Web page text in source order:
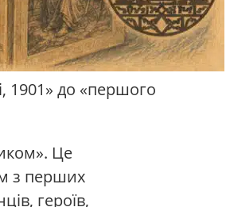
1901» до «першого
Це
з перших
героїв,